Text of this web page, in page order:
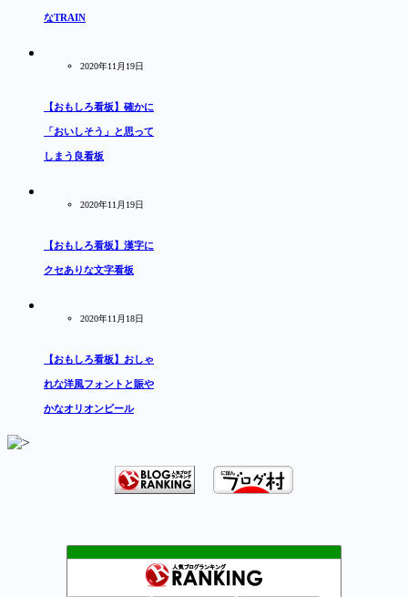
なTRAIN
2020年11月19日
【おもしろ看板】確かに
「おいしそう」と思って
しまう良看板
2020年11月19日
【おもしろ看板】漢字に
クセありな文字看板
2020年11月18日
【おもしろ看板】おしゃ
れな洋風フォントと賑や
かなオリオンビール